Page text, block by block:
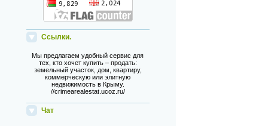
Ссылки.
Мы предлагаем удобный сервис для
тех, кто хочет купить – продать:
земельный участок, дом, квартиру,
коммерческую или элитную
недвижимость в Крыму.
//crimearealestat.ucoz.ru/
Чат